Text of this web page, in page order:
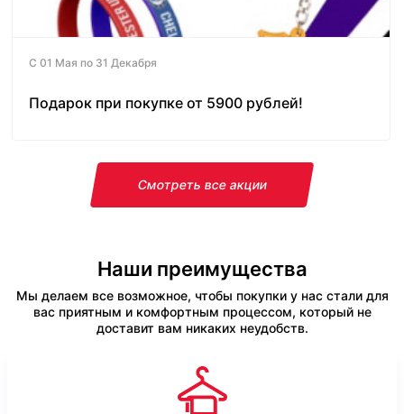
С 01 Мая по 31 Декабря
Подарок при покупке от 5900 рублей!
Смотреть все акции
Наши преимущества
Мы делаем все возможное, чтобы покупки у нас стали для
вас приятным и комфортным процессом, который не
доставит вам никаких неудобств.